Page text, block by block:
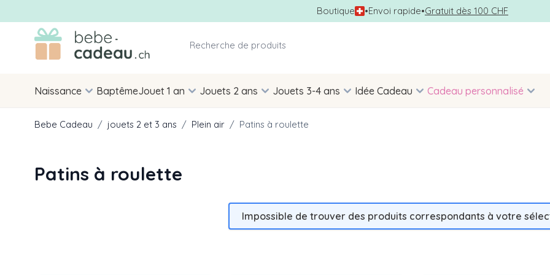
Boutique •Envoi rapide•Gratuit dès 100 CHF
Allez au contenu
Naissance BaptêmeJouet 1 an Jouets 2 ans Jouets 3-4 ans Idée Cadeau Cadeau personnalisé
Bebe Cadeau / jouets 2 et 3 ans / Plein air / Patins à roulette
Patins à roulette
Impossible de trouver des produits correspondants à votre